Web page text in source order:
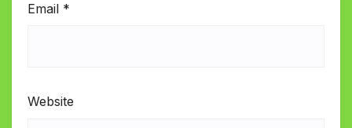
Email *
Website